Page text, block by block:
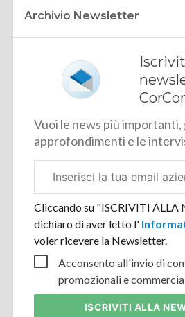
Archivio Newsletter
Vuoi le news più importanti,
approfondimenti e le
aziendale
Cliccando su "ISCRIVITI ALLA
dichiaro di aver letto l'
voler ricevere la Newsletter.
Acconsento all'invio di
promozionali e
ISCRIVITI ALLA